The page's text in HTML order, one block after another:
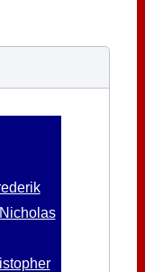
Nicholas